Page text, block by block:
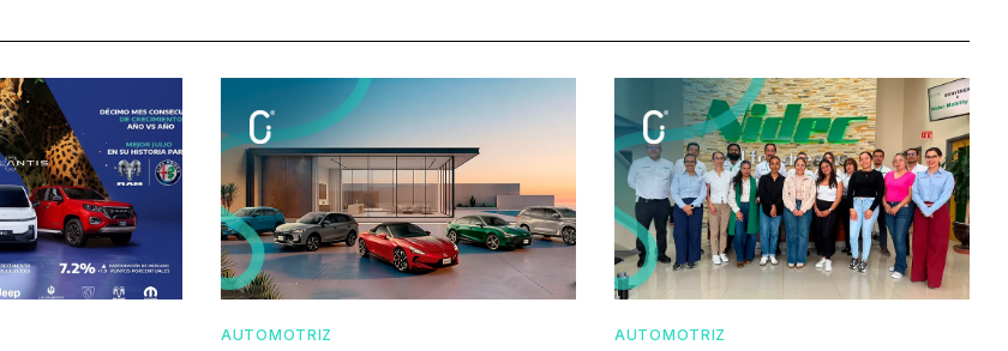
AUTOMOTRIZ AUTOMOTRIZ